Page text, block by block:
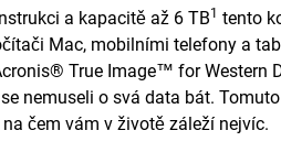
a kapacitě až 6 TB1 tento
Mac, mobilními telefony a
True Image™ for Western
nemuseli o svá data bát.
čem vám v životě záleží nejvíc.